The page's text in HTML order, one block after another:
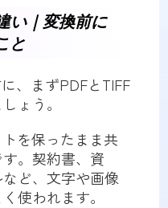
い｜変換前に
と
、まずPDFとTIFF
ょう。
を保ったまま共
。契約書、資
ど、文字や画像
使われます。